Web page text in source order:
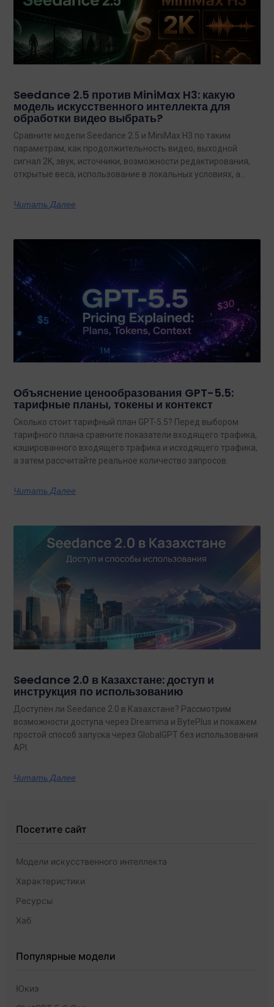
Seedance 2.5 против MiniMax H3: какую
модель искусственного интеллекта для
обработки видео выбрать?
Сравните модели Seedance 2.5 и MiniMax H3 по таким
параметрам, как продолжительность видео, выходной
сигнал 2K, звук, источники, возможности редактирования,
открытые веса, использование в локальных условиях, а
конкретных задач на сегодняшний день.
Читать Далее
Объяснение ценообразования GPT-5.5:
тарифные планы, токены и контекст
Сколько стоит тарифный план GPT-5.5? Перед выбором
тарифного плана сравните показатели входящего трафика,
кэшированного входящего трафика и исходящего трафика,
а затем рассчитайте реальное количество запросов.
Читать Далее
Seedance 2.0 в Казахстане: доступ и
инструкция по использованию
Доступен ли Seedance 2.0 в Казахстане? Рассмотрим
возможности доступа через Dreamina и BytePlus и покажем
простой способ запуска через GlobalGPT без использования
API.
Читать Далее
Посетите сайт
Модели искусственного интеллекта
Характеристики
Ресурсы
Хаб
Популярные модели
Юкиэ